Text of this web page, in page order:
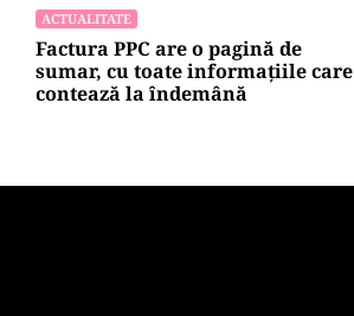
AUTO
Noua rovinietă intră în vigoare de
la 1 octombrie 2026. Ce se schimbă
pentru transportatori